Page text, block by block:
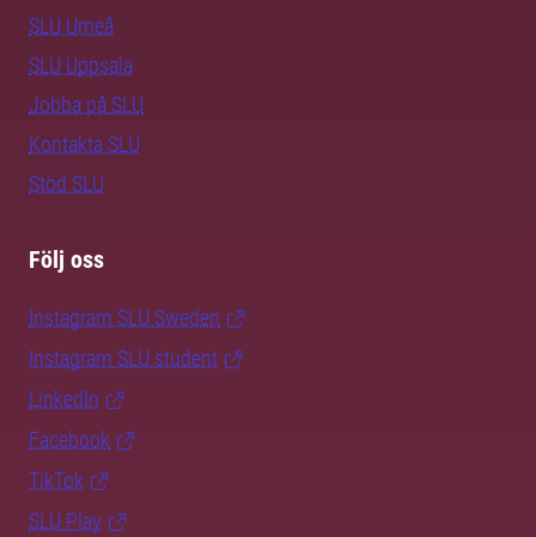
SLU Umeå
SLU Uppsala
Jobba på SLU
Kontakta SLU
Stöd SLU
Följ oss
Instagram SLU.Sweden
Instagram SLU.student
LinkedIn
Facebook
TikTok
SLU Play